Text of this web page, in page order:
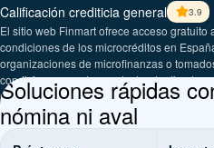
Calificación crediticia general
3.9
El sitio web Finmart ofrece acceso
condiciones de los microcréditos en
organizaciones de microfinanzas o
condiciones exactas contactando
microfinanzas.
​Soluciones rápidas
nómina ni aval